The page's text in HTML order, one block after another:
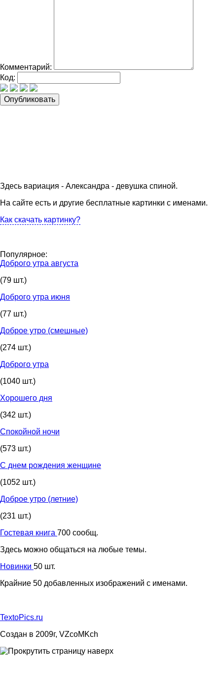
Комментарий:
Код:
Здесь вариация - Александра - девушка спиной.
На сайте есть и другие бесплатные картинки с именами.
Как скачать картинку?
Популярное:
Доброго утра августа
(79 шт.)
Доброго утра июня
(77 шт.)
Доброе утро (смешные)
(274 шт.)
Доброго утра
(1040 шт.)
Хорошего дня
(342 шт.)
Спокойной ночи
(573 шт.)
С днем рождения женщине
(1052 шт.)
Доброе утро (летние)
(231 шт.)
Гостевая книга 700 сообщ.
Здесь можно общаться на любые темы.
Новинки 50 шт.
Крайние 50 добавленных изображений с именами.
TextoPics.ru
Создан в 2009г, VZcoMKch